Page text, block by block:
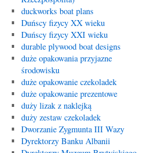
duckworks boat plans
Duńscy fizycy XX wieku
Duńscy fizycy XXI wieku
durable plywood boat designs
duże opakowania przyjazne
środowisku
duże opakowanie czekoladek
duże opakowanie prezentowe
duży lizak z naklejką
duży zestaw czekoladek
Dworzanie Zygmunta III Wazy
Dyrektorzy Banku Albanii